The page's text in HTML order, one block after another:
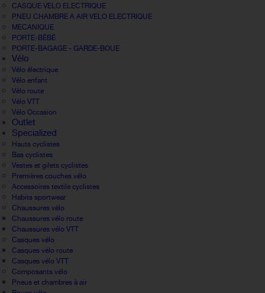
CASQUE VELO ELECTRIQUE
PNEU CHAMBRE A AIR VELO ELECTRIQUE
MECANIQUE
PORTE-BÉBÉ
PORTE-BAGAGE - GARDE-BOUE
Vélo
Vélo électrique
Vélo enfant
Vélo route
Vélo VTT
Vélo Occasion
Outlet
Specialized
Hauts cyclistes
Bas cyclistes
Vestes et gilets cyclistes
Premières couches vélo
Accessoires textile cyclistes
Habits sportwear
Chaussures vélo
Chaussures vélo route
Chaussures vélo VTT
Casques vélo
Casques vélo route
Casques vélo VTT
Composants vélo
Pneus et chambres à air